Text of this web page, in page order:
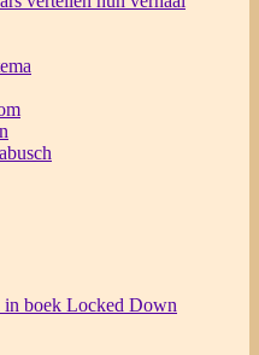
in boek Locked Down